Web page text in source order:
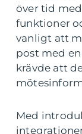
över tid
funktioner
vanligt att
post med
krävde att
Med